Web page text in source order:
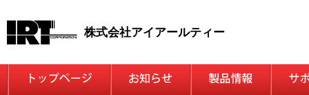
株式会社アイアールティー